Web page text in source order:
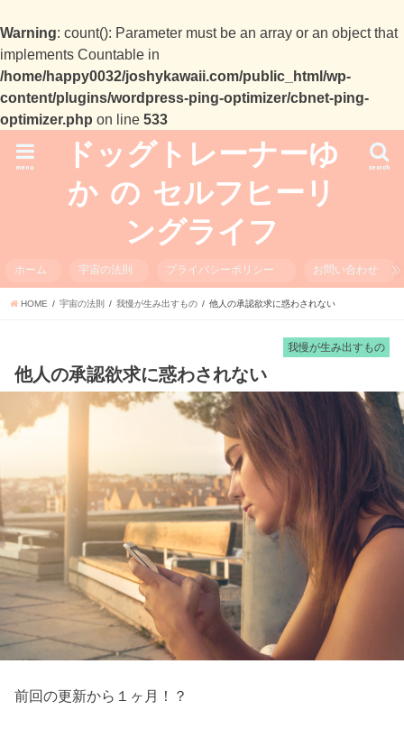
Warning: count(): Parameter must be an array or an object that
implements Countable in
/home/happy0032/joshykawaii.com/public_html/wp-
content/plugins/wordpress-ping-optimizer/cbnet-ping-
optimizer.php on line 533
ドッグトレーナーゆ
か の セルフヒーリ
ングライフ
search
menu
ホーム 宇宙の法則 プライバシーポリシー お問い合わせ
HOME 宇宙の法則 我慢が生み出すもの 他人の承認欲求に惑わされない
我慢が生み出すもの
他人の承認欲求に惑わされない
前回の更新から１ヶ月！？